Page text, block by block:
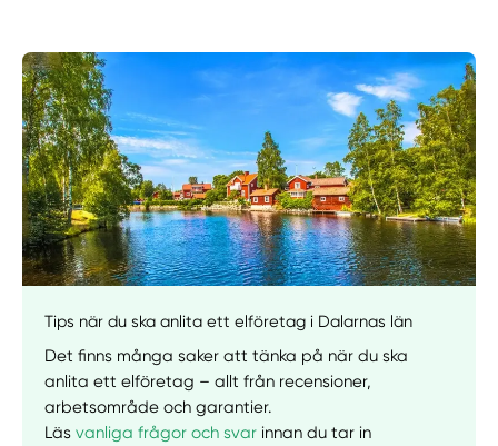
Manuellt Få hjälp
Tips när du ska anlita ett elföretag i Dalarnas län
Det finns många saker att tänka på när du ska
anlita ett elföretag – allt från recensioner,
arbetsområde och garantier.
Läsvanliga frågor och svar innan du tar in